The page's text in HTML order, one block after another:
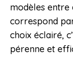
modèles entre
correspond
choix éclairé,
pérenne et